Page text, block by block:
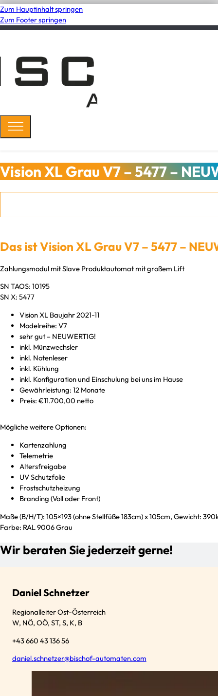
Zum Hauptinhalt springen
Zum Footer springen
Vision XL Grau V7 – 5477 –
Das ist Vision XL Grau V7 – 5477 –
Zahlungsmodul mit Slave Produktautomat mit großem Lift
SN TAOS: 10195
SN X: 5477
Vision XL Baujahr 2021-11
Modelreihe: V7
sehr gut – NEUWERTIG!
inkl. Münzwechsler
inkl. Notenleser
inkl. Kühlung
inkl. Konfiguration und Einschulung bei uns im Hause
Gewährleistung: 12 Monate
Preis: €11.700,00 netto
Mögliche weitere Optionen:
Kartenzahlung
Telemetrie
Altersfreigabe
UV Schutzfolie
Frostschutzheizung
Branding (Voll oder Front)
Maße (B/H/T): 105×193 (ohne Stellfüße 183cm) x 105cm, Gewicht:
Farbe: RAL 9006 Grau
Wir beraten Sie jederzeit gerne!
Daniel Schnetzer
Regionalleiter Ost-Österreich
W, NÖ, OÖ, ST, S, K, B
+43 660 43 136 56
daniel.schnetzer@bischof-automaten.com